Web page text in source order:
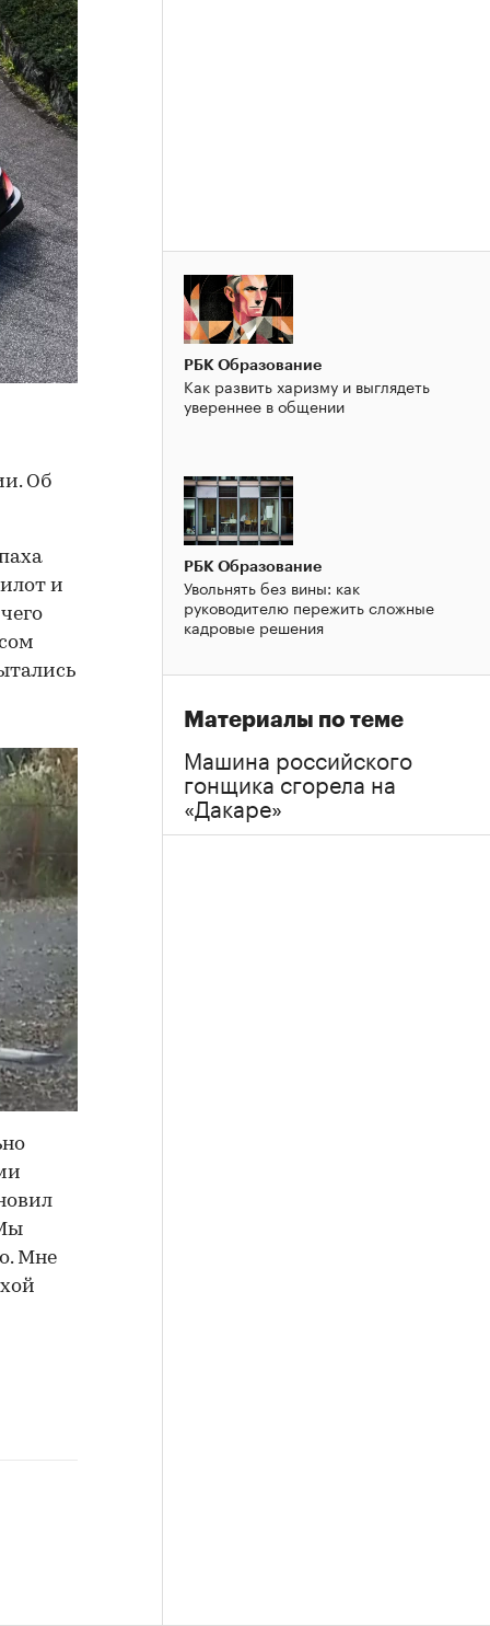
Об
и
Мне
РБК Образование
Как развить харизму и выглядеть
увереннее в общении
РБК Образование
Увольнять без вины: как
руководителю пережить сложные
кадровые решения
Материалы по теме
Машина российского
гонщика сгорела на
«Дакаре»